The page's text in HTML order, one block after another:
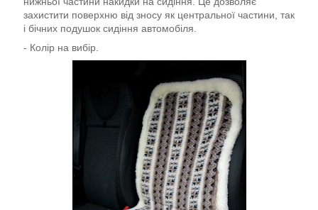
захистити поверхню від зносу як центральної частини, так
і бічних подушок сидіння автомобіля.
- Колір на вибір.